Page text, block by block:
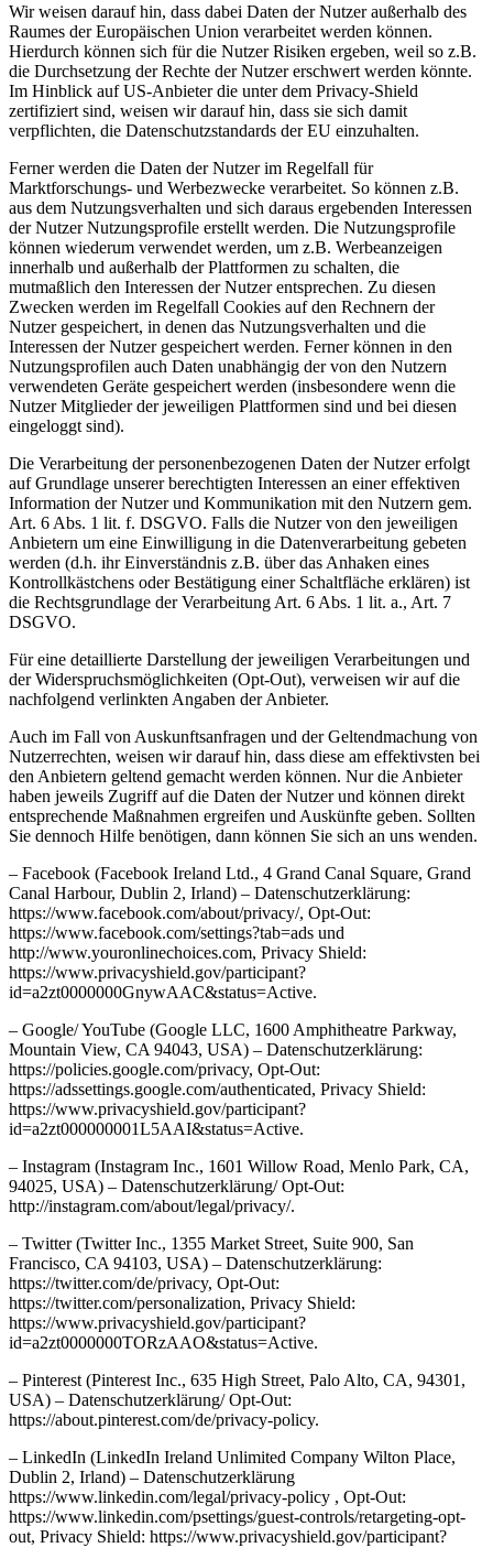
Wir weisen darauf hin, dass dabei Daten der Nutzer außerhalb des
Raumes der Europäischen Union verarbeitet werden können.
Hierdurch können sich für die Nutzer Risiken ergeben, weil so z.B.
die Durchsetzung der Rechte der Nutzer erschwert werden könnte.
Im Hinblick auf US-Anbieter die unter dem Privacy-Shield
zertifiziert sind, weisen wir darauf hin, dass sie sich damit
verpflichten, die Datenschutzstandards der EU einzuhalten.
Ferner werden die Daten der Nutzer im Regelfall für
Marktforschungs- und Werbezwecke verarbeitet. So können z.B.
aus dem Nutzungsverhalten und sich daraus ergebenden Interessen
der Nutzer Nutzungsprofile erstellt werden. Die Nutzungsprofile
können wiederum verwendet werden, um z.B. Werbeanzeigen
innerhalb und außerhalb der Plattformen zu schalten, die
mutmaßlich den Interessen der Nutzer entsprechen. Zu diesen
Zwecken werden im Regelfall Cookies auf den Rechnern der
Nutzer gespeichert, in denen das Nutzungsverhalten und die
Interessen der Nutzer gespeichert werden. Ferner können in den
Nutzungsprofilen auch Daten unabhängig der von den Nutzern
verwendeten Geräte gespeichert werden (insbesondere wenn die
Nutzer Mitglieder der jeweiligen Plattformen sind und bei diesen
eingeloggt sind).
Die Verarbeitung der personenbezogenen Daten der Nutzer erfolgt
auf Grundlage unserer berechtigten Interessen an einer effektiven
Information der Nutzer und Kommunikation mit den Nutzern gem.
Art. 6 Abs. 1 lit. f. DSGVO. Falls die Nutzer von den jeweiligen
Anbietern um eine Einwilligung in die Datenverarbeitung gebeten
werden (d.h. ihr Einverständnis z.B. über das Anhaken eines
Kontrollkästchens oder Bestätigung einer Schaltfläche erklären) ist
die Rechtsgrundlage der Verarbeitung Art. 6 Abs. 1 lit. a., Art. 7
DSGVO.
Für eine detaillierte Darstellung der jeweiligen Verarbeitungen und
der Widerspruchsmöglichkeiten (Opt-Out), verweisen wir auf die
nachfolgend verlinkten Angaben der Anbieter.
Auch im Fall von Auskunftsanfragen und der Geltendmachung von
Nutzerrechten, weisen wir darauf hin, dass diese am effektivsten bei
den Anbietern geltend gemacht werden können. Nur die Anbieter
haben jeweils Zugriff auf die Daten der Nutzer und können direkt
entsprechende Maßnahmen ergreifen und Auskünfte geben. Sollten
Sie dennoch Hilfe benötigen, dann können Sie sich an uns wenden.
– Facebook (Facebook Ireland Ltd., 4 Grand Canal Square, Grand
Canal Harbour, Dublin 2, Irland) – Datenschutzerklärung:
https://www.facebook.com/about/privacy/, Opt-Out:
https://www.facebook.com/settings?tab=ads und
http://www.youronlinechoices.com, Privacy Shield:
https://www.privacyshield.gov/participant?
id=a2zt0000000GnywAAC&status=Active.
– Google/ YouTube (Google LLC, 1600 Amphitheatre Parkway,
Mountain View, CA 94043, USA) – Datenschutzerklärung:
https://policies.google.com/privacy, Opt-Out:
https://adssettings.google.com/authenticated, Privacy Shield:
https://www.privacyshield.gov/participant?
id=a2zt000000001L5AAI&status=Active.
– Instagram (Instagram Inc., 1601 Willow Road, Menlo Park, CA,
94025, USA) – Datenschutzerklärung/ Opt-Out:
http://instagram.com/about/legal/privacy/.
– Twitter (Twitter Inc., 1355 Market Street, Suite 900, San
Francisco, CA 94103, USA) – Datenschutzerklärung:
https://twitter.com/de/privacy, Opt-Out:
https://twitter.com/personalization, Privacy Shield:
https://www.privacyshield.gov/participant?
id=a2zt0000000TORzAAO&status=Active.
– Pinterest (Pinterest Inc., 635 High Street, Palo Alto, CA, 94301,
USA) – Datenschutzerklärung/ Opt-Out:
https://about.pinterest.com/de/privacy-policy.
– LinkedIn (LinkedIn Ireland Unlimited Company Wilton Place,
Dublin 2, Irland) – Datenschutzerklärung
https://www.linkedin.com/legal/privacy-policy , Opt-Out:
https://www.linkedin.com/psettings/guest-controls/retargeting-opt-
out, Privacy Shield: https://www.privacyshield.gov/participant?